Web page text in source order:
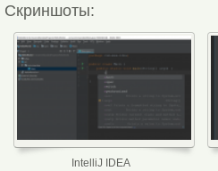
Скриншоты:
IntelliJ IDEA